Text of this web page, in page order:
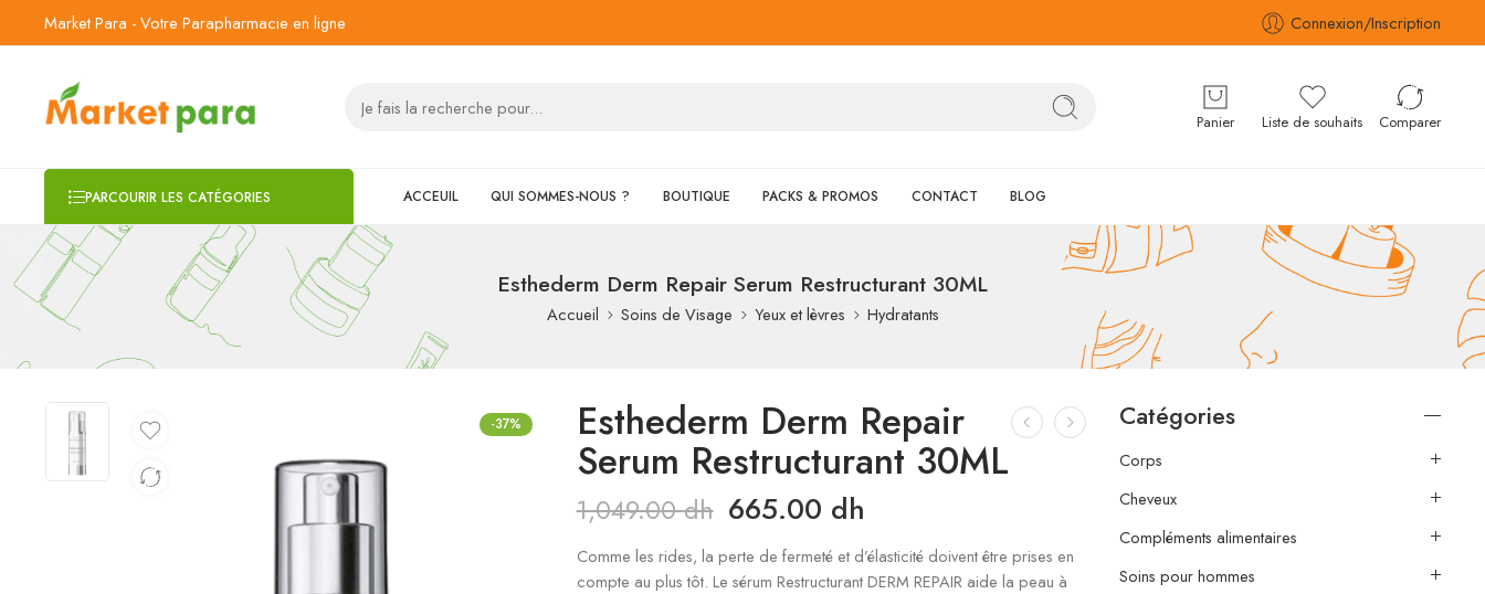
Market Para - Votre Parapharmacie en ligne Connexion/Inscription
Panier Liste de souhaits Comparer
PARCOURIR LES CATÉGORIES ACCEUIL QUI SOMMES-NOUS ? BOUTIQUE PACKS & PROMOS CONTACT BLOG
Esthederm Derm Repair Serum Restructurant 30ML
Accueil Soins de Visage Yeux et lèvres Hydratants
-37% Esthederm Derm Repair
Serum Restructurant 30ML
1,049.00dh 665.00 dh
Comme les rides, la perte de fermeté et d’élasticité doivent être prises en
compte au plus tôt. Le sérum Restructurant DERM REPAIR aide la peau à
Catégories
Corps
Cheveux
Compléments alimentaires
Soins pour hommes